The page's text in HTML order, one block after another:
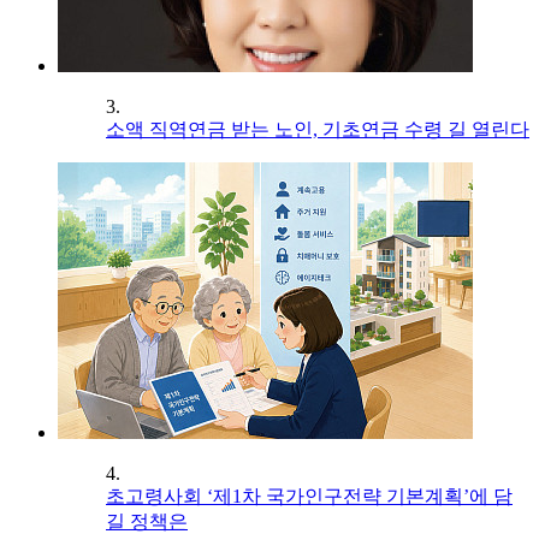
3.
소액 직역연금 받는 노인, 기초연금 수령 길 열린다
4.
초고령사회 ‘제1차 국가인구전략 기본계획’에 담
길 정책은